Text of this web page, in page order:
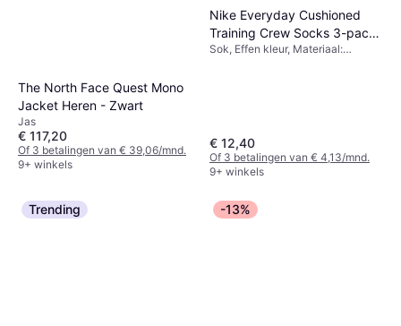
The North Face Quest Mono
Jacket Heren - Zwart
Jas
€ 117,20
Of 3 betalingen van € 39,06/mnd.
9+ winkels
Nike Everyday Cushioned
Training Crew Socks 3-pack
- White/Black
Sok, Effen kleur, Materiaal:
€ 12,40
Of 3 betalingen van € 4,13/mnd.
9+ winkels
Trending -13%